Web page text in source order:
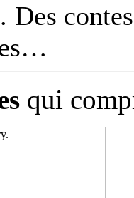
qui